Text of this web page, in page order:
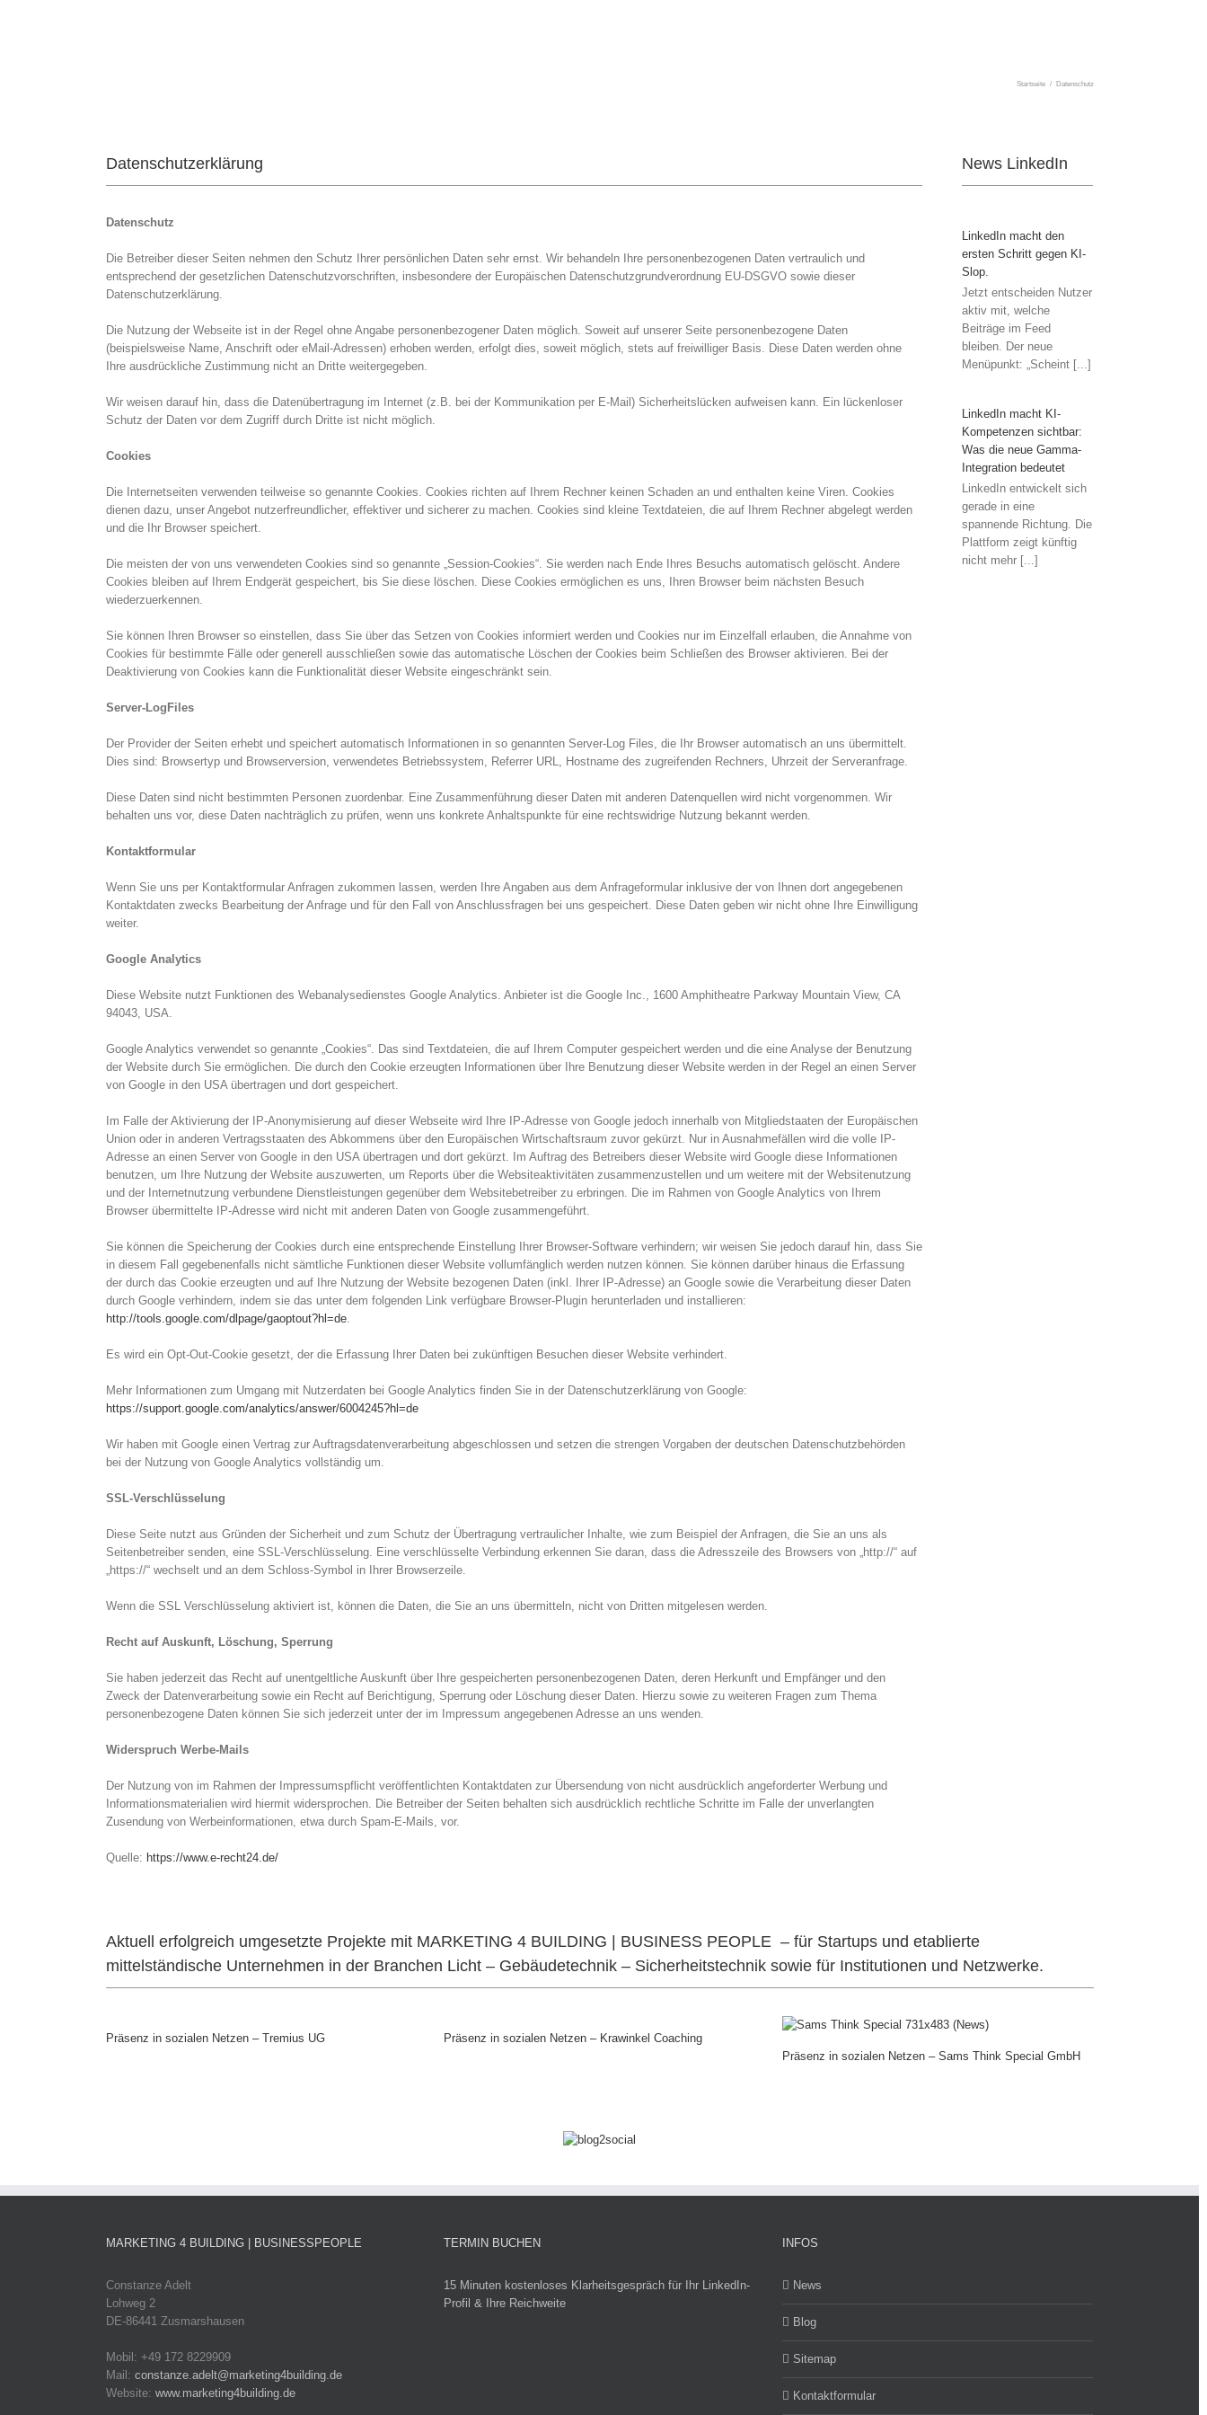
Startseite / Datenschutz
Datenschutzerklärung
Datenschutz
Die Betreiber dieser Seiten nehmen den Schutz Ihrer persönlichen Daten sehr ernst. Wir behandeln Ihre personenbezogenen Daten vertraulich und
entsprechend der gesetzlichen Datenschutzvorschriften, insbesondere der Europäischen Datenschutzgrundverordnung EU-DSGVO sowie dieser
Datenschutzerklärung.
Die Nutzung der Webseite ist in der Regel ohne Angabe personenbezogener Daten möglich. Soweit auf unserer Seite personenbezogene Daten
(beispielsweise Name, Anschrift oder eMail-Adressen) erhoben werden, erfolgt dies, soweit möglich, stets auf freiwilliger Basis. Diese Daten werden ohne
Ihre ausdrückliche Zustimmung nicht an Dritte weitergegeben.
Wir weisen darauf hin, dass die Datenübertragung im Internet (z.B. bei der Kommunikation per E-Mail) Sicherheitslücken aufweisen kann. Ein lückenloser
Schutz der Daten vor dem Zugriff durch Dritte ist nicht möglich.
Cookies
Die Internetseiten verwenden teilweise so genannte Cookies. Cookies richten auf Ihrem Rechner keinen Schaden an und enthalten keine Viren. Cookies
dienen dazu, unser Angebot nutzerfreundlicher, effektiver und sicherer zu machen. Cookies sind kleine Textdateien, die auf Ihrem Rechner abgelegt werden
und die Ihr Browser speichert.
Die meisten der von uns verwendeten Cookies sind so genannte „Session-Cookies“. Sie werden nach Ende Ihres Besuchs automatisch gelöscht. Andere
Cookies bleiben auf Ihrem Endgerät gespeichert, bis Sie diese löschen. Diese Cookies ermöglichen es uns, Ihren Browser beim nächsten Besuch
wiederzuerkennen.
Sie können Ihren Browser so einstellen, dass Sie über das Setzen von Cookies informiert werden und Cookies nur im Einzelfall erlauben, die Annahme von
Cookies für bestimmte Fälle oder generell ausschließen sowie das automatische Löschen der Cookies beim Schließen des Browser aktivieren. Bei der
Deaktivierung von Cookies kann die Funktionalität dieser Website eingeschränkt sein.
Server-LogFiles
Der Provider der Seiten erhebt und speichert automatisch Informationen in so genannten Server-Log Files, die Ihr Browser automatisch an uns übermittelt.
Dies sind: Browsertyp und Browserversion, verwendetes Betriebssystem, Referrer URL, Hostname des zugreifenden Rechners, Uhrzeit der Serveranfrage.
Diese Daten sind nicht bestimmten Personen zuordenbar. Eine Zusammenführung dieser Daten mit anderen Datenquellen wird nicht vorgenommen. Wir
behalten uns vor, diese Daten nachträglich zu prüfen, wenn uns konkrete Anhaltspunkte für eine rechtswidrige Nutzung bekannt werden.
Kontaktformular
Wenn Sie uns per Kontaktformular Anfragen zukommen lassen, werden Ihre Angaben aus dem Anfrageformular inklusive der von Ihnen dort angegebenen
Kontaktdaten zwecks Bearbeitung der Anfrage und für den Fall von Anschlussfragen bei uns gespeichert. Diese Daten geben wir nicht ohne Ihre Einwilligung
weiter.
Google Analytics
Diese Website nutzt Funktionen des Webanalysedienstes Google Analytics. Anbieter ist die Google Inc., 1600 Amphitheatre Parkway Mountain View, CA
94043, USA.
Google Analytics verwendet so genannte „Cookies“. Das sind Textdateien, die auf Ihrem Computer gespeichert werden und die eine Analyse der Benutzung
der Website durch Sie ermöglichen. Die durch den Cookie erzeugten Informationen über Ihre Benutzung dieser Website werden in der Regel an einen Server
von Google in den USA übertragen und dort gespeichert.
Im Falle der Aktivierung der IP-Anonymisierung auf dieser Webseite wird Ihre IP-Adresse von Google jedoch innerhalb von Mitgliedstaaten der Europäischen
Union oder in anderen Vertragsstaaten des Abkommens über den Europäischen Wirtschaftsraum zuvor gekürzt. Nur in Ausnahmefällen wird die volle IP-
Adresse an einen Server von Google in den USA übertragen und dort gekürzt. Im Auftrag des Betreibers dieser Website wird Google diese Informationen
benutzen, um Ihre Nutzung der Website auszuwerten, um Reports über die Websiteaktivitäten zusammenzustellen und um weitere mit der Websitenutzung
und der Internetnutzung verbundene Dienstleistungen gegenüber dem Websitebetreiber zu erbringen. Die im Rahmen von Google Analytics von Ihrem
Browser übermittelte IP-Adresse wird nicht mit anderen Daten von Google zusammengeführt.
Sie können die Speicherung der Cookies durch eine entsprechende Einstellung Ihrer Browser-Software verhindern; wir weisen Sie jedoch darauf hin, dass Sie
in diesem Fall gegebenenfalls nicht sämtliche Funktionen dieser Website vollumfänglich werden nutzen können. Sie können darüber hinaus die Erfassung
der durch das Cookie erzeugten und auf Ihre Nutzung der Website bezogenen Daten (inkl. Ihrer IP-Adresse) an Google sowie die Verarbeitung dieser Daten
durch Google verhindern, indem sie das unter dem folgenden Link verfügbare Browser-Plugin herunterladen und installieren:
http://tools.google.com/dlpage/gaoptout?hl=de.
Es wird ein Opt-Out-Cookie gesetzt, der die Erfassung Ihrer Daten bei zukünftigen Besuchen dieser Website verhindert.
Mehr Informationen zum Umgang mit Nutzerdaten bei Google Analytics finden Sie in der Datenschutzerklärung von Google:
https://support.google.com/analytics/answer/6004245?hl=de
Wir haben mit Google einen Vertrag zur Auftragsdatenverarbeitung abgeschlossen und setzen die strengen Vorgaben der deutschen Datenschutzbehörden
bei der Nutzung von Google Analytics vollständig um.
SSL-Verschlüsselung
Diese Seite nutzt aus Gründen der Sicherheit und zum Schutz der Übertragung vertraulicher Inhalte, wie zum Beispiel der Anfragen, die Sie an uns als
Seitenbetreiber senden, eine SSL-Verschlüsselung. Eine verschlüsselte Verbindung erkennen Sie daran, dass die Adresszeile des Browsers von „http://“ auf
„https://“ wechselt und an dem Schloss-Symbol in Ihrer Browserzeile.
Wenn die SSL Verschlüsselung aktiviert ist, können die Daten, die Sie an uns übermitteln, nicht von Dritten mitgelesen werden.
Recht auf Auskunft, Löschung, Sperrung
Sie haben jederzeit das Recht auf unentgeltliche Auskunft über Ihre gespeicherten personenbezogenen Daten, deren Herkunft und Empfänger und den
Zweck der Datenverarbeitung sowie ein Recht auf Berichtigung, Sperrung oder Löschung dieser Daten. Hierzu sowie zu weiteren Fragen zum Thema
personenbezogene Daten können Sie sich jederzeit unter der im Impressum angegebenen Adresse an uns wenden.
Widerspruch Werbe-Mails
Der Nutzung von im Rahmen der Impressumspflicht veröffentlichten Kontaktdaten zur Übersendung von nicht ausdrücklich angeforderter Werbung und
Informationsmaterialien wird hiermit widersprochen. Die Betreiber der Seiten behalten sich ausdrücklich rechtliche Schritte im Falle der unverlangten
Zusendung von Werbeinformationen, etwa durch Spam-E-Mails, vor.
Quelle: https://www.e-recht24.de/
News LinkedIn
LinkedIn macht den
ersten Schritt gegen KI-
Slop.
Jetzt entscheiden Nutzer
aktiv mit, welche
Beiträge im Feed
bleiben. Der neue
Menüpunkt: „Scheint [...]
LinkedIn macht KI-
Kompetenzen sichtbar:
Was die neue Gamma-
Integration bedeutet
LinkedIn entwickelt sich
gerade in eine
spannende Richtung. Die
Plattform zeigt künftig
nicht mehr [...]
Aktuell erfolgreich umgesetzte Projekte mit MARKETING 4 BUILDING | BUSINESS PEOPLE – für Startups und etablierte
mittelständische Unternehmen in der Branchen Licht – Gebäudetechnik – Sicherheitstechnik sowie für Institutionen und Netzwerke.
Präsenz in sozialen Netzen – Tremius UG
Präsenz in sozialen Netzen – Krawinkel Coaching
Präsenz in sozialen Netzen – Sams Think Special GmbH
MARKETING 4 BUILDING | BUSINESSPEOPLE
Constanze Adelt
Lohweg 2
DE-86441 Zusmarshausen
Mobil: +49 172 8229909
Mail: constanze.adelt@marketing4building.de
Website: www.marketing4building.de
TERMIN BUCHEN
15 Minuten kostenloses Klarheitsgespräch für Ihr LinkedIn-
Profil & Ihre Reichweite
INFOS
News
Blog
Sitemap
Kontaktformular